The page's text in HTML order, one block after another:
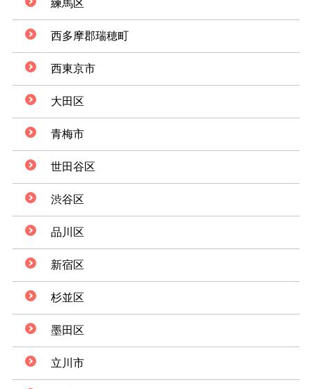
練馬区
西多摩郡瑞穂町
西東京市
大田区
青梅市
世田谷区
渋谷区
品川区
新宿区
杉並区
墨田区
立川市